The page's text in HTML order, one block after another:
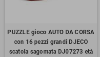
PUZZLE gioco AUTO DA CORSA
con 16 pezzi grandi DJECO
scatola sagomata DJ07273 età